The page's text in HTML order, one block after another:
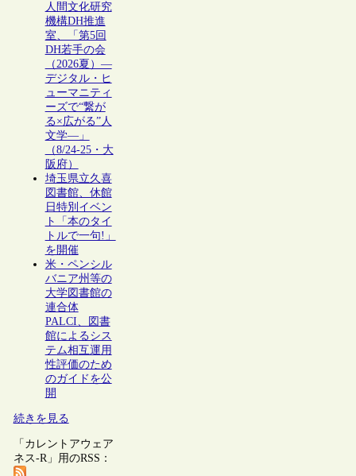
人間文化研究
機構DH推進
室、「第5回
DH若手の会
（2026夏）―
デジタル・ヒ
ューマニティ
ーズで“繋が
る×広がる”人
文学―」
（8/24-25・大
阪府）
埼玉県立久喜
図書館、休館
日特別イベン
ト「本のタイ
トルで一句!」
を開催
米・ペンシル
バニア州等の
大学図書館の
連合体
PALCI、図書
館によるシス
テム相互運用
性評価のため
のガイドを公
開
続きを見る
「カレントアウェア
ネス-R」用のRSS：